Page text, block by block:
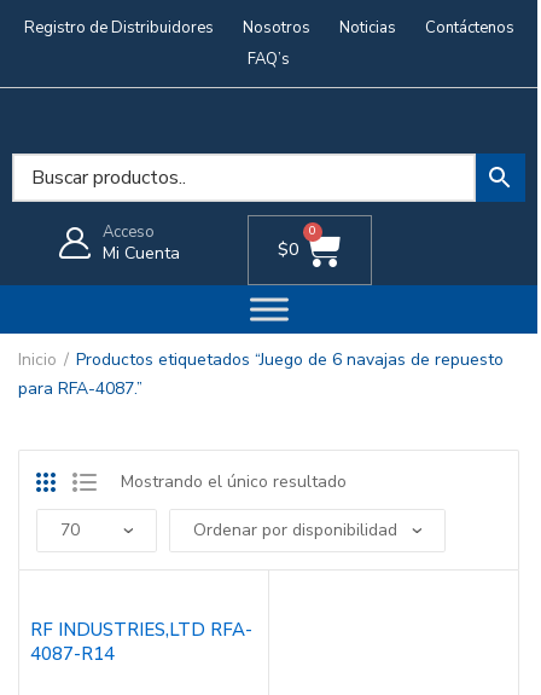
Registro de Distribuidores Nosotros Noticias
Contáctenos
FAQ’s
Acceso
Mi Cuenta $0
0
Inicio
Productos etiquetados “Juego de 6 navajas de repuesto
para RFA-4087.”
Mostrando el único resultado
RF INDUSTRIES,LTD RFA-
4087-R14